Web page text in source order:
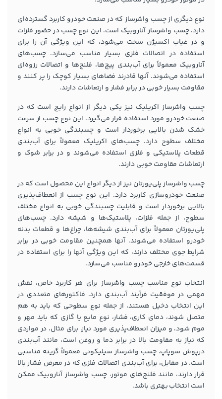
نوع دیگری از چسب واشرساز که در صنعت خودرو کاربرد گسترده‌ای
دارد، چسب واشرساز آناروبیک است. این نوع چسب در حضور فلزات
و در غیاب اکسیژن سخت می‌شود، که این ویژگی آن را برای
استفاده در اتصالات فلزی بسیار مناسب می‌سازد. چسب‌های
آناروبیک معمولاً برای آب‌بندی پیچ‌ها، فلنج‌ها و اتصالات رزوه‌ای
استفاده می‌شوند. آنها قادرند فضاهای بسیار کوچک را پر کنند و
مقاومت بسیار خوبی در برابر فشار و ارتعاشات دارند.
چسب واشرساز اکریلیک نیز یکی دیگر از انواع رایج است که در
صنعت خودرو مورد استفاده قرار می‌گیرد. این نوع چسب از سرعت
خشک شدن بالایی برخوردار است و چسبندگی خوبی به انواع
مختلف سطوح دارد. چسب‌های اکریلیک معمولاً برای آب‌بندی
قطعات پلاستیکی و فلزی استفاده می‌شوند و در برابر شوک و
ارتعاشات مقاومت خوبی دارند.
چسب واشرساز پلی‌یورتان نیز از دیگر انواع این محصول است که در
صنعت خودروسازی کاربرد دارد. این نوع چسب از انعطاف‌پذیری
بالایی برخوردار است و قابلیت چسبندگی خوبی به انواع مختلف
سطوح، از جمله فلزات، پلاستیک‌ها و شیشه دارد. چسب‌های
پلی‌یورتان معمولاً برای آب‌بندی شیشه‌ها، چراغ‌ها و قطعات بدنه
خودرو استفاده می‌شوند. آنها همچنین مقاومت خوبی در برابر
شرایط جوی مختلف دارند، که این ویژگی آنها را برای استفاده در
قسمت‌های خارجی خودرو مناسب می‌سازد.
انتخاب نوع مناسب چسب واشرساز برای هر کاربرد خاص، نقش
مهمی در موفقیت فرآیند آب‌بندی دارد. فاکتورهای متعددی در
این انتخاب دخیل هستند، از جمله نوع سطوحی که باید به هم
متصل شوند، دمای کاری، فشار، نوع مایع یا گازی که باید مهر و
موم شود، و میزان انعطاف‌پذیری مورد نیاز. برای مثال، در مواردی
که نیاز به مقاومت بالا در برابر دما و روغن است، مانند آب‌بندی
درپوش سوپاپ، چسب واشرساز سیلیکونی معمولاً گزینه مناسبی
است. در مقابل، برای آب‌بندی اتصالات فلزی که در معرض فشار بالا
قرار دارند، مانند فلنج‌های موتور، چسب واشرساز آناروبیک ممکن
است انتخاب بهتری باشد.